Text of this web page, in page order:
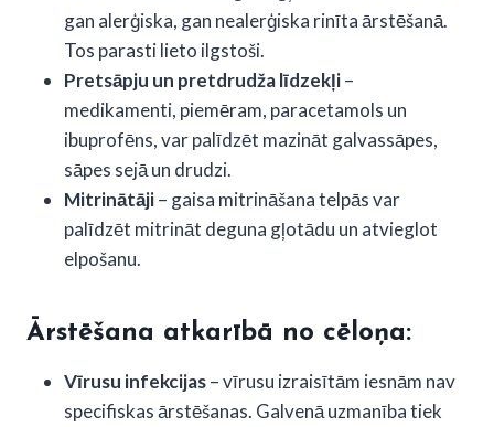
gan alerģiska, gan nealerģiska rinīta ārstēšanā.
Tos parasti lieto ilgstoši.
Pretsāpju un pretdrudža līdzekļi–
medikamenti, piemēram, paracetamols un
ibuprofēns, var palīdzēt mazināt galvassāpes,
sāpes sejā un drudzi.
Mitrinātāji– gaisa mitrināšana telpās var
palīdzēt mitrināt deguna gļotādu un atvieglot
elpošanu.
Ārstēšana atkarībā no cēloņa:
Vīrusu infekcijas– vīrusu izraisītām iesnām nav
specifiskas ārstēšanas. Galvenā uzmanība tiek